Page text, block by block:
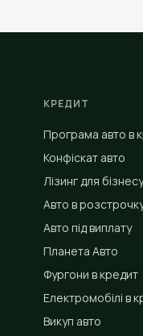
КРЕДИТ
Програма авто в
Конфіскат авто
Лізинг для бізнесу
Авто в
Авто під виплату
Планета Авто
Фургони в кредит
Електромобілі в
Викуп авто